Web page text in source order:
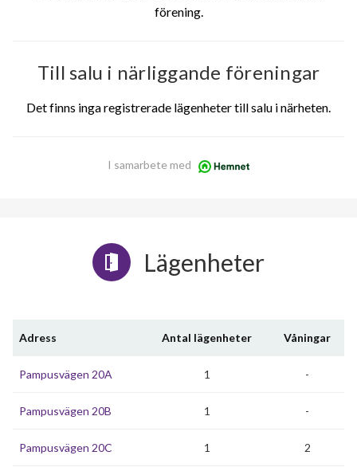
förening.
Till salu i närliggande föreningar
Det finns inga registrerade lägenheter till salu i närheten.
I samarbete med
Lägenheter
Adress Antal lägenheter Våningar
Pampusvägen 20A 1 -
Pampusvägen 20B 1 -
Pampusvägen 20C 1 2